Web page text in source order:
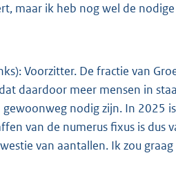
maar ik heb nog wel de
Voorzitter. De fractie van
daardoor meer mensen in
nodig zijn. In 2025
van de numerus fixus is
van aantallen. Ik zou